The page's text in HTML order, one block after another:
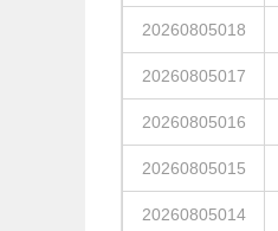
20260805018
20260805017
20260805016
20260805015
20260805014